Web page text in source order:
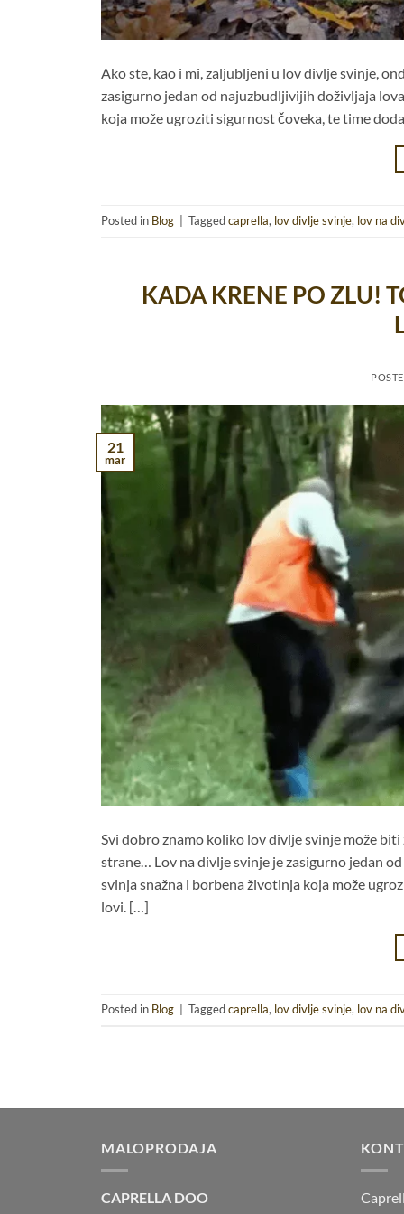
Ako ste, kao i mi, zaljubljeni u lov divlje svinje,
zasigurno jedan od najuzbudljivijih doživljaja
koja može ugroziti sigurnost čoveka, te time
Posted in Blog Taggedcaprella, lov divlje svinje, lov na
KADA KRENE PO ZLU!
21
mar
Svi dobro znamo koliko lov divlje svinje može
strane… Lov na divlje svinje je zasigurno jedan
svinja snažna i borbena životinja koja može
lovi. […]
Posted in Blog Taggedcaprella, lov divlje svinje, lov na
MALOPRODAJA
CAPRELLA DOO